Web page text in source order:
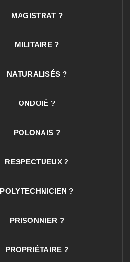
MAGISTRAT ?
MILITAIRE ?
NATURALISÉS ?
ONDOIÉ ?
POLONAIS ?
RESPECTUEUX ?
POLYTECHNICIEN ?
PRISONNIER ?
PROPRIÉTAIRE ?